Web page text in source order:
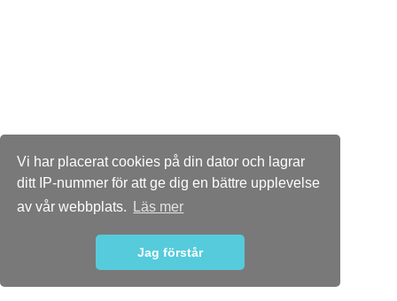
Vi har placerat cookies på din dator och lagrar
ditt IP-nummer för att ge dig en bättre upplevelse
av vår webbplats.
Läs mer
Jag förstår